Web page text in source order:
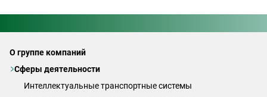
О группе компаний
Сферы деятельности
Интеллектуальные транспортные системы